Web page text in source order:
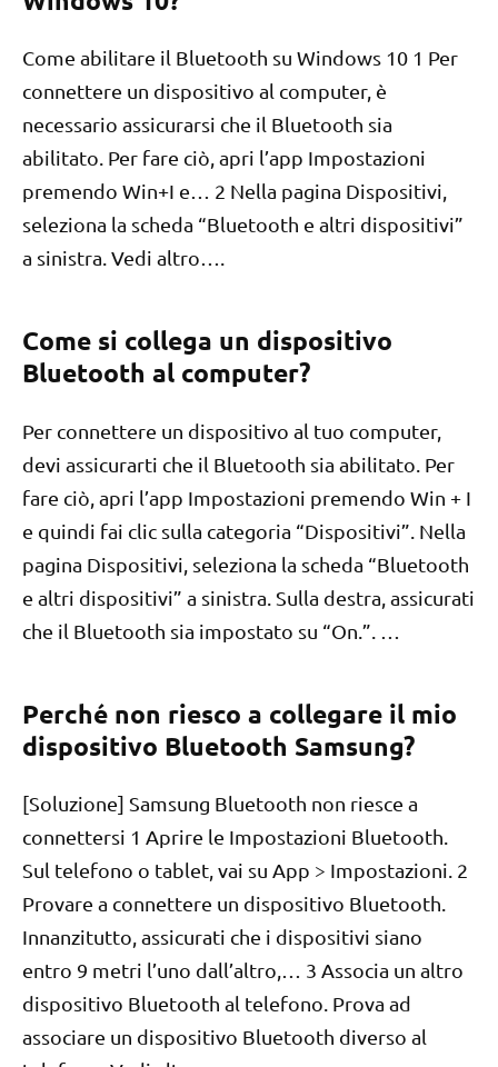
Come abilitare il Bluetooth su Windows 10 1 Per
connettere un dispositivo al computer, è
necessario assicurarsi che il Bluetooth sia
abilitato. Per fare ciò, apri l’app Impostazioni
premendo Win+I e… 2 Nella pagina Dispositivi,
seleziona la scheda “Bluetooth e altri dispositivi”
a sinistra. Vedi altro….
Come si collega un dispositivo
Bluetooth al computer?
Per connettere un dispositivo al tuo computer,
devi assicurarti che il Bluetooth sia abilitato. Per
fare ciò, apri l’app Impostazioni premendo Win + I
e quindi fai clic sulla categoria “Dispositivi”. Nella
pagina Dispositivi, seleziona la scheda “Bluetooth
e altri dispositivi” a sinistra. Sulla destra, assicurati
che il Bluetooth sia impostato su “On.”. …
Perché non riesco a collegare il mio
dispositivo Bluetooth Samsung?
[Soluzione] Samsung Bluetooth non riesce a
connettersi 1 Aprire le Impostazioni Bluetooth.
Sul telefono o tablet, vai su App > Impostazioni. 2
Provare a connettere un dispositivo Bluetooth.
Innanzitutto, assicurati che i dispositivi siano
entro 9 metri l’uno dall’altro,… 3 Associa un altro
dispositivo Bluetooth al telefono. Prova ad
associare un dispositivo Bluetooth diverso al